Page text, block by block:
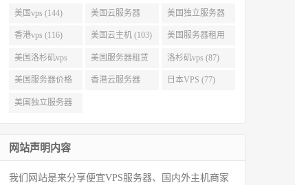
美国vps (144) 美国云服务器
(143)
美国独立服务器
(118)
香港vps (116) 美国云主机 (103) 美国服务器租用
(99)
美国洛杉矶vps
(94)
美国服务器租赁
(91)
洛杉矶vps (87)
美国服务器价格
(82)
香港云服务器 日本VPS (77)
美国独立服务器
网站声明内容
我们网站是来分享便宜VPS服务器、国内外主机商家